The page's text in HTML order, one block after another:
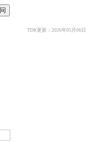
TDK更新：2026年05月06日